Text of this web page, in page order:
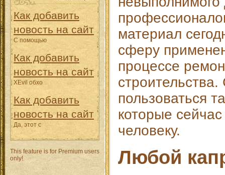
Как добавить
новость на сайт
С помощью
Как добавить
новость на сайт
XEvil обхо
Как добавить
новость на сайт
Да, этот с
This feature is for Premium users
only!
материал
сферу
процессе
пользоваться
которые
человеку.
Любой